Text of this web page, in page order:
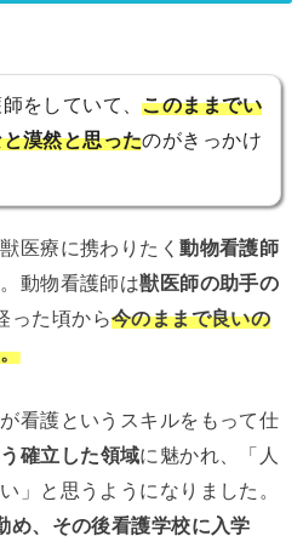
をしていて、このままでい
漠然と思ったのがきっかけ
医療に携わりたく動物看護師
動物看護師は獣医師の助手の
った頃から今のままで良いの
看護というスキルをもって仕
確立した領域に魅かれ、「人
」と思うようになりました。
め、その後看護学校に入学